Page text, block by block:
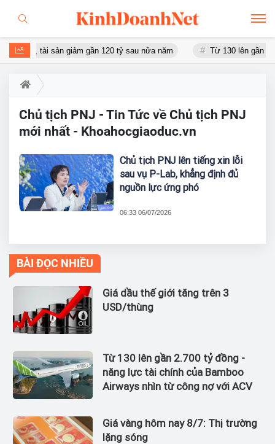
tỷ đồng, tài sản giảm gần 120 tỷ sau nửa năm Từ 130 lên gần
Chủ tịch PNJ - Tin Tức về Chủ tịch PNJ
mới nhất - Khoahocgiaoduc.vn
Chủ tịch PNJ lên tiếng xin lỗi
sau vụ P-Lab, khẳng định đủ
nguồn lực ứng phó
06:33 06/07/2026
BÀI ĐỌC NHIỀU
Giá dầu thế giới tăng trên 3
USD/thùng
Từ 130 lên gần 2.700 tỷ đồng -
năng lực tài chính của Bamboo
Airways nhìn từ công nợ với ACV
Giá vàng hôm nay 8/7: Thị trường
lặng sóng